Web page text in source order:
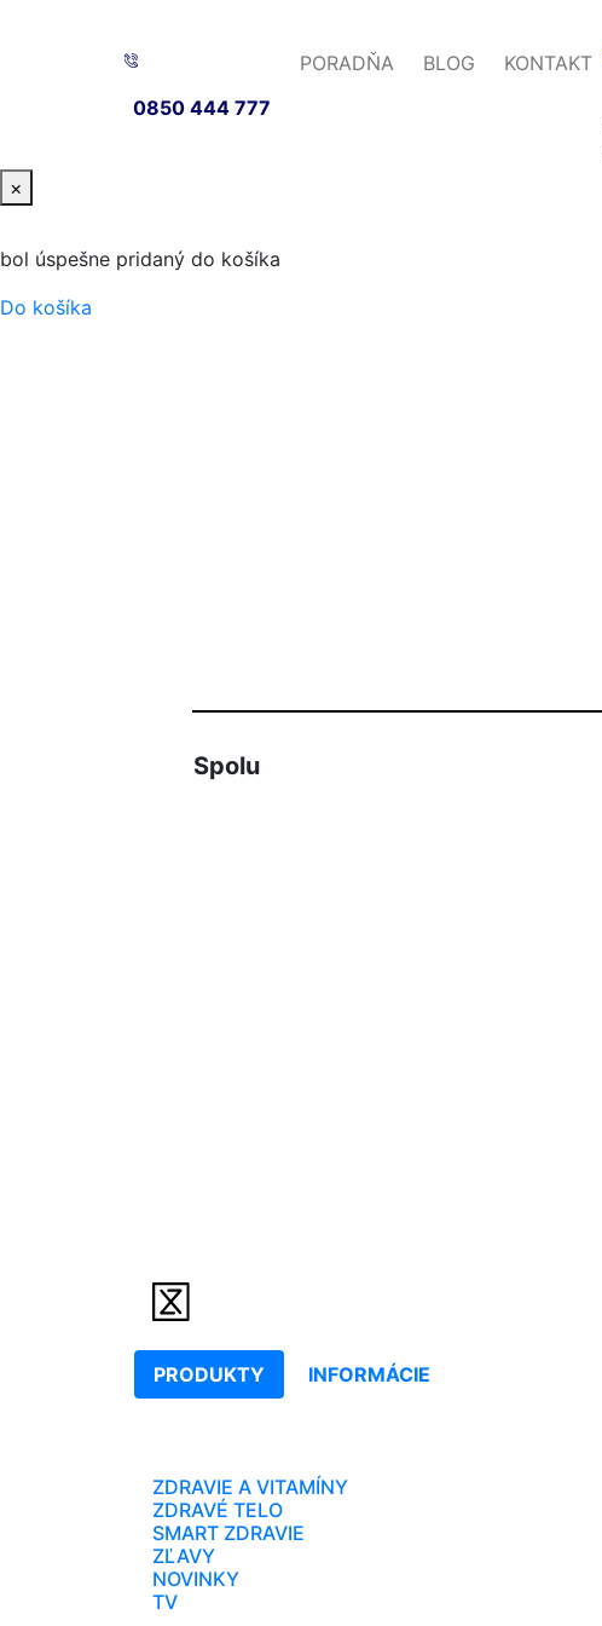
0850 444 777
PORADŇA BLOG KONTAKT
×
bol úspešne pridaný do košíka
Do košíka
Spolu
PRODUKTY INFORMÁCIE
ZDRAVIE A VITAMÍNY
ZDRAVÉ TELO
SMART ZDRAVIE
ZĽAVY
NOVINKY
TV